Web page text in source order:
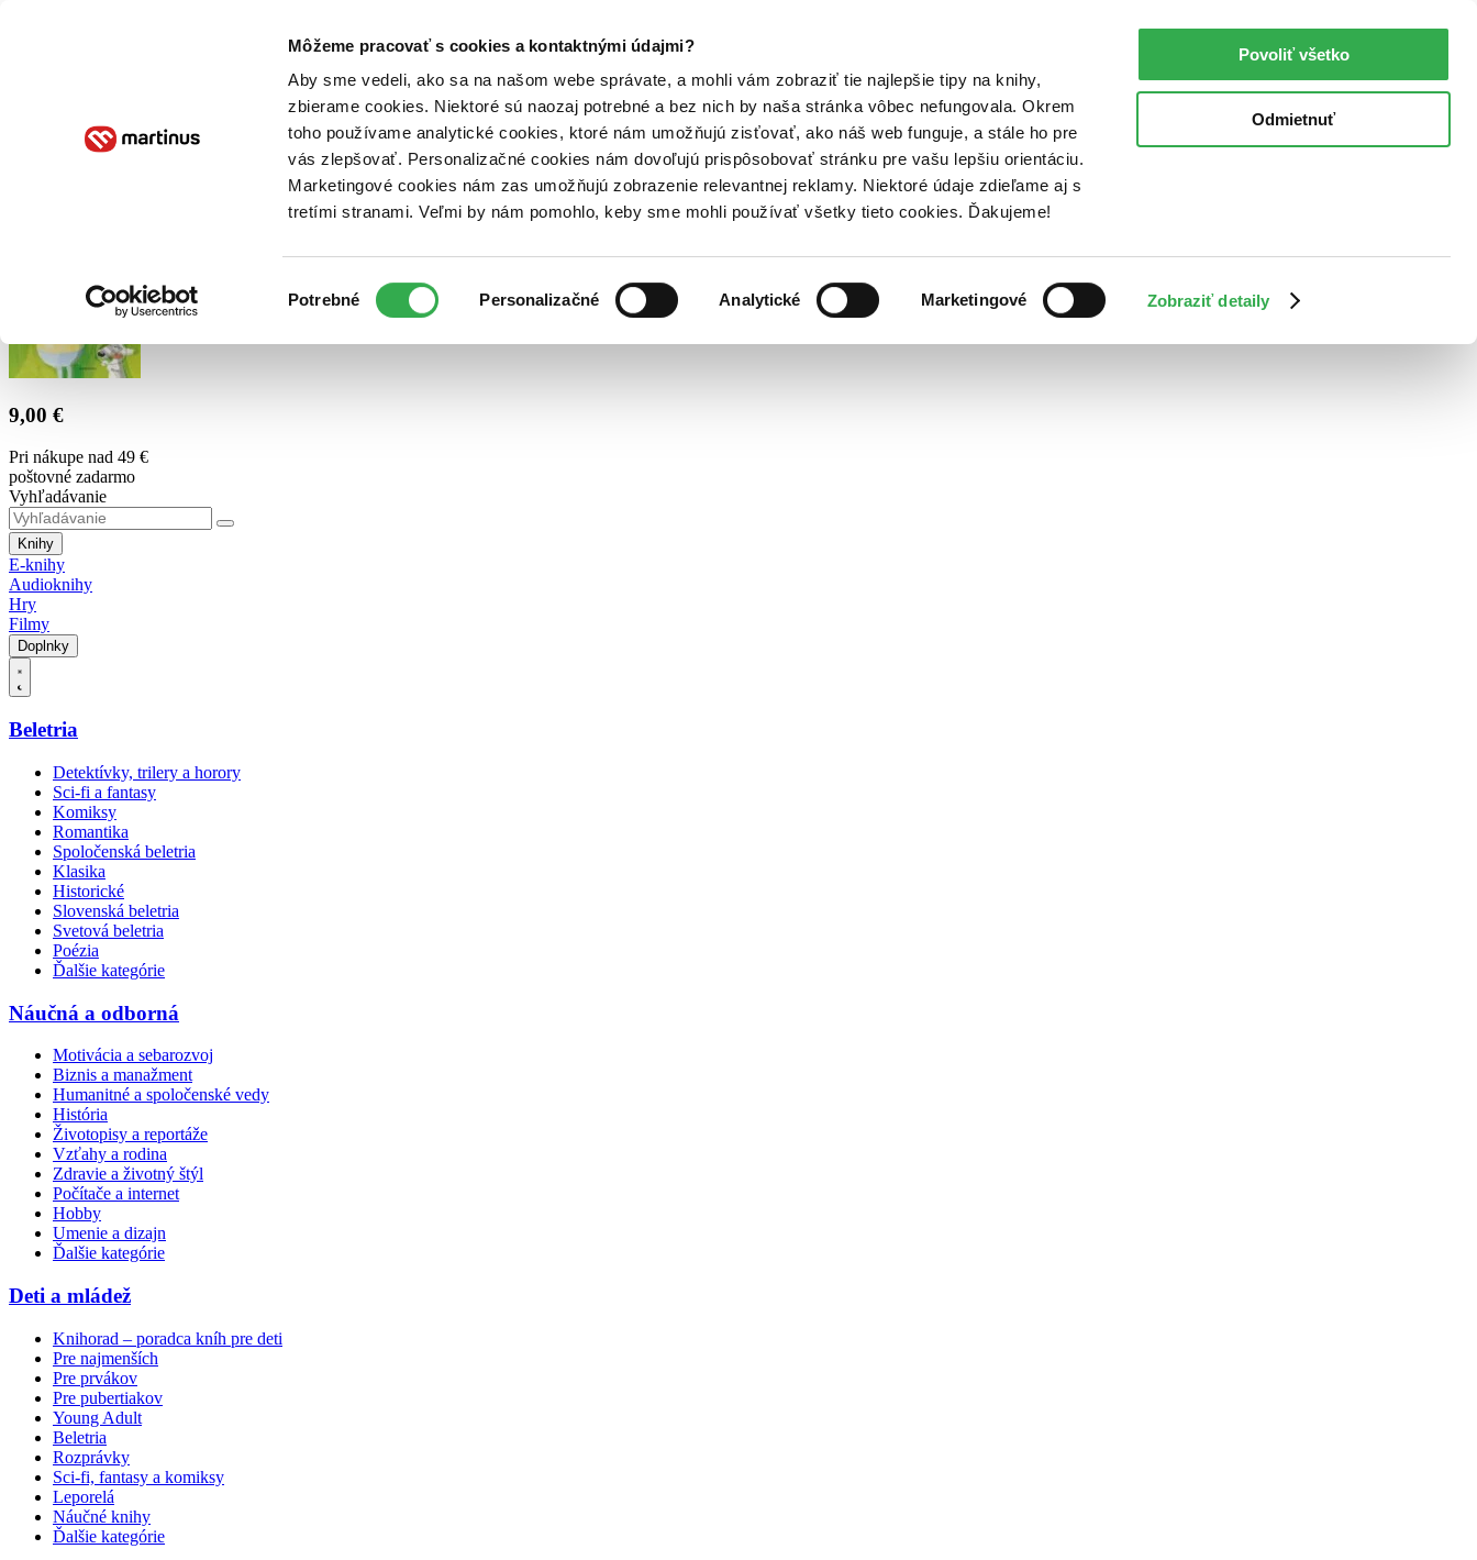
Môžeme pracovať s cookies a kontaktnými údajmi?
Aby sme vedeli, ako sa na našom webe správate, a mohli vám zobraziť tie najlepšie tipy na knihy,
zbierame cookies. Niektoré sú naozaj potrebné a bez nich by naša stránka vôbec nefungovala. Okrem
toho používame analytické cookies, ktoré nám umožňujú zisťovať, ako náš web funguje, a stále ho pre
vás zlepšovať. Personalizačné cookies nám dovoľujú prispôsobovať stránku pre vašu lepšiu orientáciu.
Marketingové cookies nám zas umožňujú zobrazenie relevantnej reklamy. Niektoré údaje zdieľame aj s
tretími stranami. Veľmi by nám pomohlo, keby sme mohli používať všetky tieto cookies. Ďakujeme!
súhlasu
Potrebné Personalizačné Analytické Marketingové Zobraziť detaily
Povoliť všetko
Odmietnuť
Poukážky Kontakt
9,00 €
Pri nákupe nad 49 €
poštovné zadarmo
Vyhľadávanie
Knihy
E-knihy
Audioknihy
Hry
Filmy
Doplnky
Beletria
Detektívky, trilery a horory
Sci-fi a fantasy
Komiksy
Romantika
Spoločenská beletria
Klasika
Historické
Slovenská beletria
Svetová beletria
Poézia
Ďalšie kategórie
Náučná a odborná
Motivácia a sebarozvoj
Biznis a manažment
Humanitné a spoločenské vedy
História
Životopisy a reportáže
Vzťahy a rodina
Zdravie a životný štýl
Počítače a internet
Hobby
Umenie a dizajn
Ďalšie kategórie
Deti a mládež
Knihorad – poradca kníh pre deti
Pre najmenších
Pre prvákov
Pre pubertiakov
Young Adult
Beletria
Rozprávky
Sci-fi, fantasy a komiksy
Leporelá
Náučné knihy
Ďalšie kategórie